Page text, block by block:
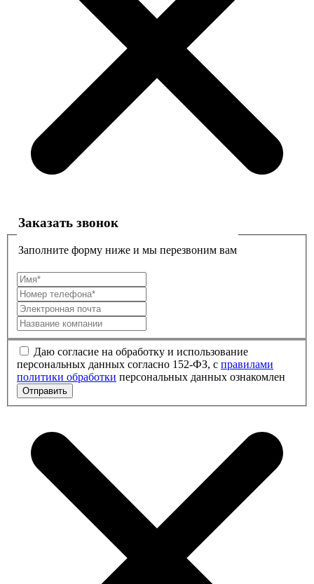
Заказать звонок
Заполните форму ниже и мы перезвоним вам
Даю согласие на обработку и использование
персональных данных согласно 152-ФЗ, с правилами
политики обработки персональных данных ознакомлен
Отправить